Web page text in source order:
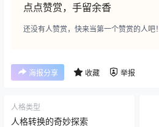
点点赞赏，手留余香
还没有人赞赏，快来当第一个赞赏的人吧！
海报分享 收藏 举报
人格类型
人格转换的奇妙探索